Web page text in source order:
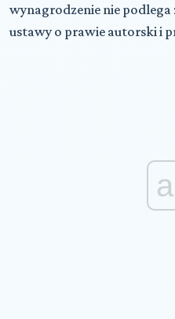
wynagrodzenie nie
ustawy o prawie autorski i